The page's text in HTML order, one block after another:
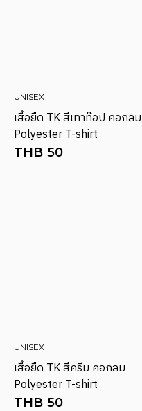
UNISEX
เสื้อยืด TK สีเทาท๊อป คอกลม
Polyester T-shirt
THB 50
UNISEX
เสื้อยืด TK สีครีม คอกลม
Polyester T-shirt
THB 50